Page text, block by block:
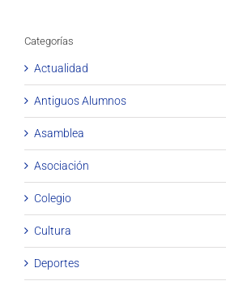
Categorías
Actualidad
Antiguos Alumnos
Asamblea
Asociación
Colegio
Cultura
Deportes